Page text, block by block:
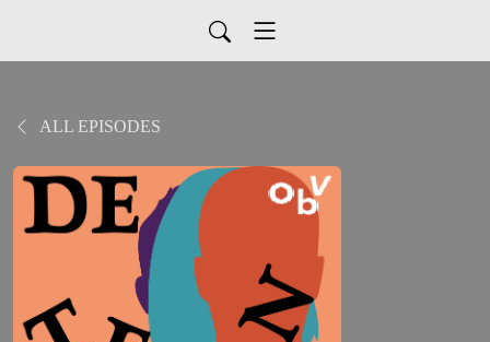
ALL EPISODES